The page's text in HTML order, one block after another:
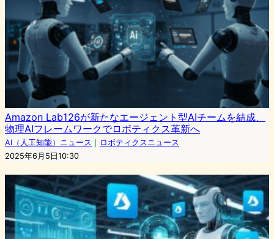
Amazon Lab126が新たなエージェント型AIチームを結成、
物理AIフレームワークでロボティクス革新へ
AI（人工知能）ニュース ｜ ロボティクスニュース
2025年6月5日10:30